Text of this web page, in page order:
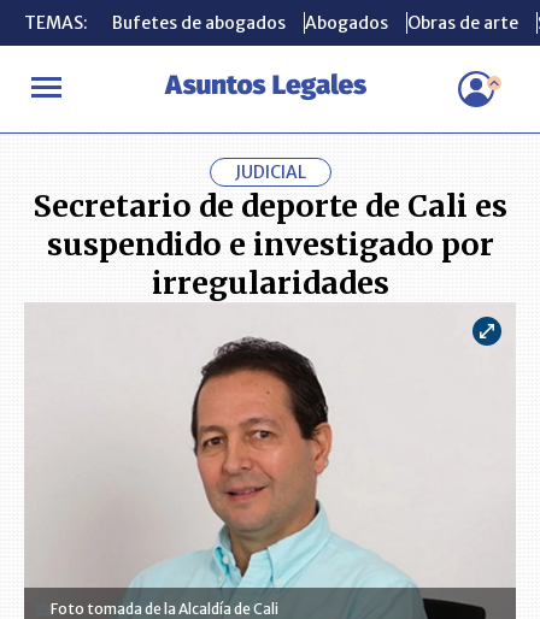
TEMAS: Bufetes de abogados Abogados Obras de arte
INICIO ACTUALIDAD Secretario de deporte de Cali es
TEMAS: Bufetes de abogados Abogados Obras de arte
JUDICIAL
Secretario de deporte de Cali es
suspendido e investigado por
irregularidades
Foto tomada de la Alcaldía de Cali